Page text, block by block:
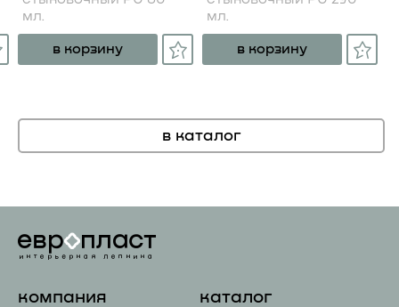
мл.
в корзину
мл.
в корзину
в каталог
компания каталог